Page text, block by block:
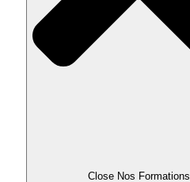
Close Nos Formations